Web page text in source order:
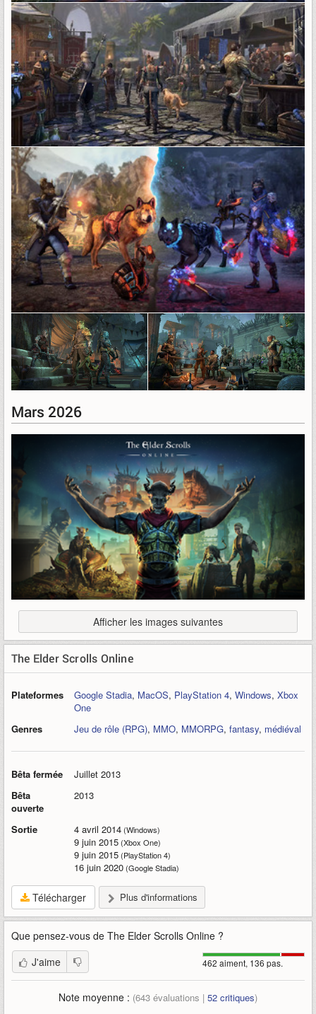
Mars 2026
Afficher les images suivantes
The Elder Scrolls Online
Plateformes Google Stadia, MacOS, PlayStation 4, Windows, Xbox
One
Genres
Jeu de rôle (RPG), MMO, MMORPG, fantasy, médiéval
Bêta fermée
Juillet 2013
Bêta
ouverte
2013
Sortie 4 avril 2014(Windows)
9 juin 2015(Xbox One)
9 juin 2015(PlayStation 4)
16 juin 2020(Google Stadia)
Télécharger Plus d'informations
Que pensez-vous de The Elder Scrolls Online ?
462 aiment, 136 pas.
J'aime
Note moyenne : (643 évaluations | 52 critiques)